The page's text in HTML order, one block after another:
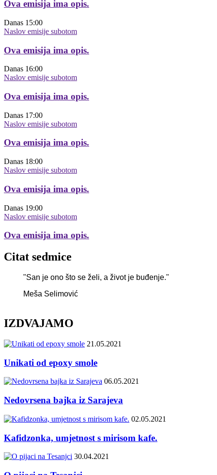
Ova emisija ima opis.
Danas 15:00
Naslov emisije subotom
Ova emisija ima opis.
Danas 16:00
Naslov emisije subotom
Ova emisija ima opis.
Danas 17:00
Naslov emisije subotom
Ova emisija ima opis.
Danas 18:00
Naslov emisije subotom
Ova emisija ima opis.
Danas 19:00
Naslov emisije subotom
Ova emisija ima opis.
Citat sedmice
"San je ono što se želi, a život je buđenje."
Meša Selimović
IZDVAJAMO
21.05.2021
Unikati od epoxy smole
06.05.2021
Nedovrsena bajka iz Sarajeva
02.05.2021
Kafidzonka, umjetnost s mirisom kafe.
30.04.2021